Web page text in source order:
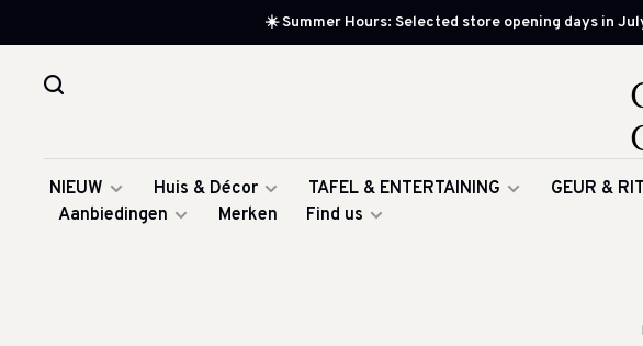
☀️ Summer Hours: Selected store opening days in
NIEUW Huis & Décor TAFEL & ENTERTAINING GEUR &
Aanbiedingen
Merken Find us